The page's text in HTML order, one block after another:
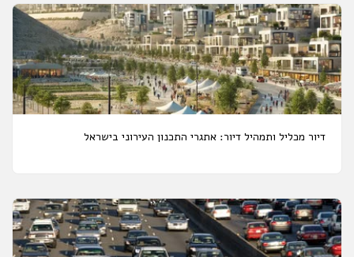
דיור מכליל ותמהיל דיור: אתגרי התכנון העירוני בישראל